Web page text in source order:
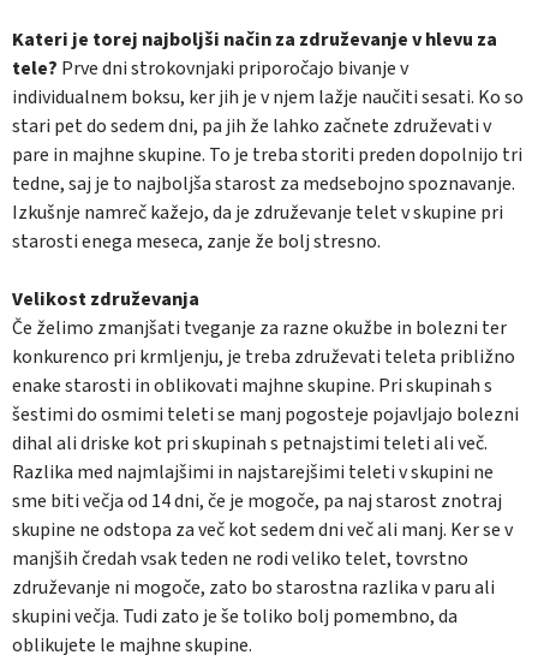
Kateri je torej najboljši način za združevanje v hlevu za
tele? Prve dni strokovnjaki priporočajo bivanje v
individualnem boksu, ker jih je v njem lažje naučiti sesati. Ko so
stari pet do sedem dni, pa jih že lahko začnete združevati v
pare in majhne skupine. To je treba storiti preden dopolnijo tri
tedne, saj je to najboljša starost za medsebojno spoznavanje.
Izkušnje namreč kažejo, da je združevanje telet v skupine pri
starosti enega meseca, zanje že bolj stresno.
Velikost združevanja
Če želimo zmanjšati tveganje za razne okužbe in bolezni ter
konkurenco pri krmljenju, je treba združevati teleta približno
enake starosti in oblikovati majhne skupine. Pri skupinah s
šestimi do osmimi teleti se manj pogosteje pojavljajo bolezni
dihal ali driske kot pri skupinah s petnajstimi teleti ali več.
Razlika med najmlajšimi in najstarejšimi teleti v skupini ne
sme biti večja od 14 dni, če je mogoče, pa naj starost znotraj
skupine ne odstopa za več kot sedem dni več ali manj. Ker se v
manjših čredah vsak teden ne rodi veliko telet, tovrstno
združevanje ni mogoče, zato bo starostna razlika v paru ali
skupini večja. Tudi zato je še toliko bolj pomembno, da
oblikujete le majhne skupine.